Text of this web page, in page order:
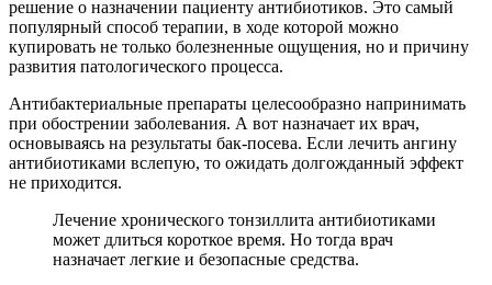
решение о назначении пациенту антибиотиков. Это самый
популярный способ терапии, в ходе которой можно
купировать не только болезненные ощущения, но и причину
развития патологического процесса.
Антибактериальные препараты целесообразно напринимать
при обострении заболевания. А вот назначает их врач,
основываясь на результаты бак-посева. Если лечить ангину
антибиотиками вслепую, то ожидать долгожданный эффект
не приходится.
Лечение хронического тонзиллита антибиотиками
может длиться короткое время. Но тогда врач
назначает легкие и безопасные средства.